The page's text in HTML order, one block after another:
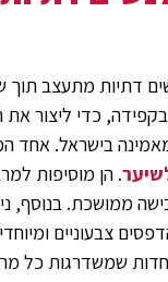
דתיות מתעצב תוך
כדי ליצור את
בישראל. אחד
. הן מוסיפות
ממושכת. בנוסף,
צבעוניים
שמשדרגות כל